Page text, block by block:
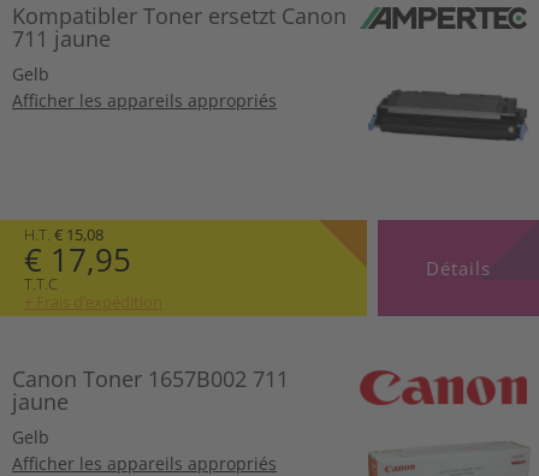
Kompatibler Toner ersetzt Canon
711 jaune
Gelb
Afficher les appareils appropriés
H.T. € 15,08
€ 17,95
T.T.C
+ Frais d’expédition
Détails
Canon Toner 1657B002 711
jaune
Gelb
Afficher les appareils appropriés